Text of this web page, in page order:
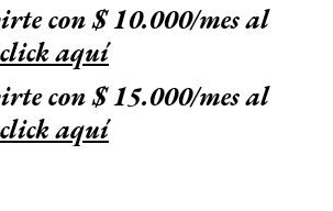
con $ 10.000/mes al
aquí
con $ 15.000/mes al
aquí